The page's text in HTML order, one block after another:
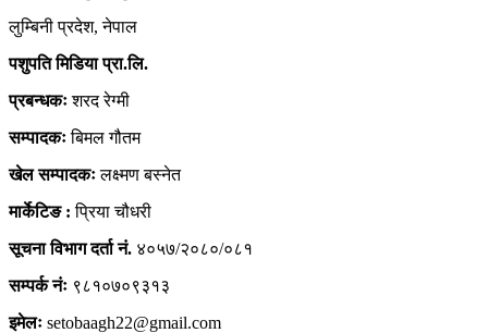
लुम्बिनी प्रदेश, नेपाल
पशुपति मिडिया प्रा.लि.
प्रबन्धकःशरद रेग्मी
सम्पादकःबिमल गौतम
खेल सम्पादकःलक्ष्मण बस्नेत
मार्केटिङ :प्रिया चौधरी
सूचना विभाग दर्ता नं. ४०५७/२०८०/०८१
सम्पर्क नंः ९८१०७०९३१३
इमेलः setobaagh22@gmail.com